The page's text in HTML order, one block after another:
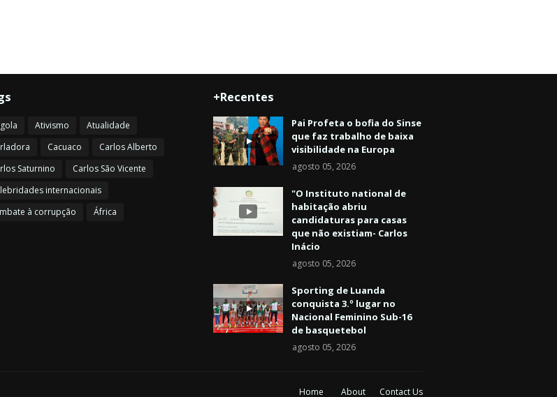
Ativismo
Atualidade
Cacuaco
Carlos Alberto
Saturnino
Carlos São Vicente
internacionais
à corrupção
África
+Recentes
Pai Profeta o bofia do Sinse
que faz trabalho de baixa
visibilidade na Europa
agosto 05, 2026
"O Instituto national de
habitação abriu
candidaturas para casas
que não existiam- Carlos
Inácio
agosto 05, 2026
Sporting de Luanda
conquista 3.º lugar no
Nacional Feminino Sub-16
de basquetebol
agosto 05, 2026
Home About Contact Us